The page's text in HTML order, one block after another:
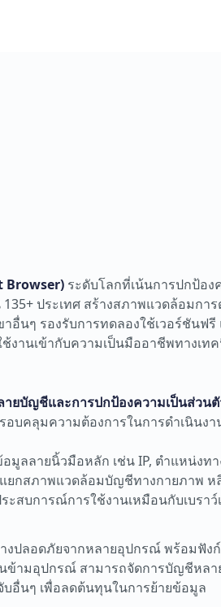
Browser) ระดับโลกที่เน้นการปกป้อ
ประเทศ สร้างสภาพแวดล้อมกา
นๆ รองรับการทดลองใช้เวอร์ชันฟรี
านเข้ากับความเป็นมืออาชีพทางเท
ยบัญชีและการปกป้องความเป็นส่วน
บคลุมความต้องการในการดำเนินงา
มูลลายนิ้วมือหลัก เช่น IP, ตำแหน่งท
กสภาพแวดล้อมบัญชีทางกายภาพ หลี
สบการณ์การใช้งานเหมือนกับเบราว์
งปลอดภัยจากหลายอุปกรณ์ พร้อมฟั
ข้ามอุปกรณ์ สามารถจัดการบัญชีหล
บอื่นๆ เพื่อลดต้นทุนในการย้ายข้อมูล